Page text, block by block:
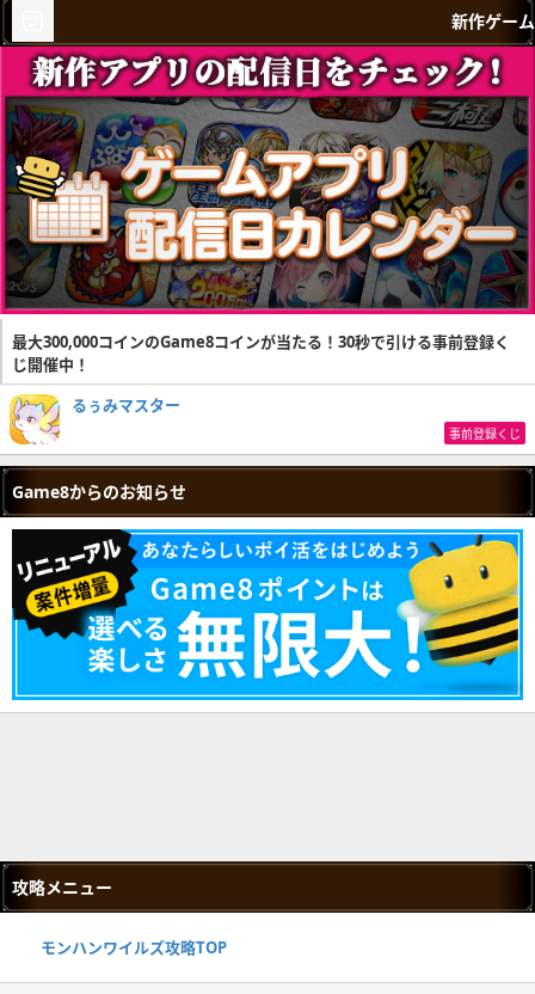
新作ゲーム
最大300,000コインのGame8コインが当たる！30秒で引ける事前登録く
じ開催中！
るぅみマスター
事前登録くじ
Game8からのお知らせ
攻略メニュー
モンハンワイルズ攻略TOP